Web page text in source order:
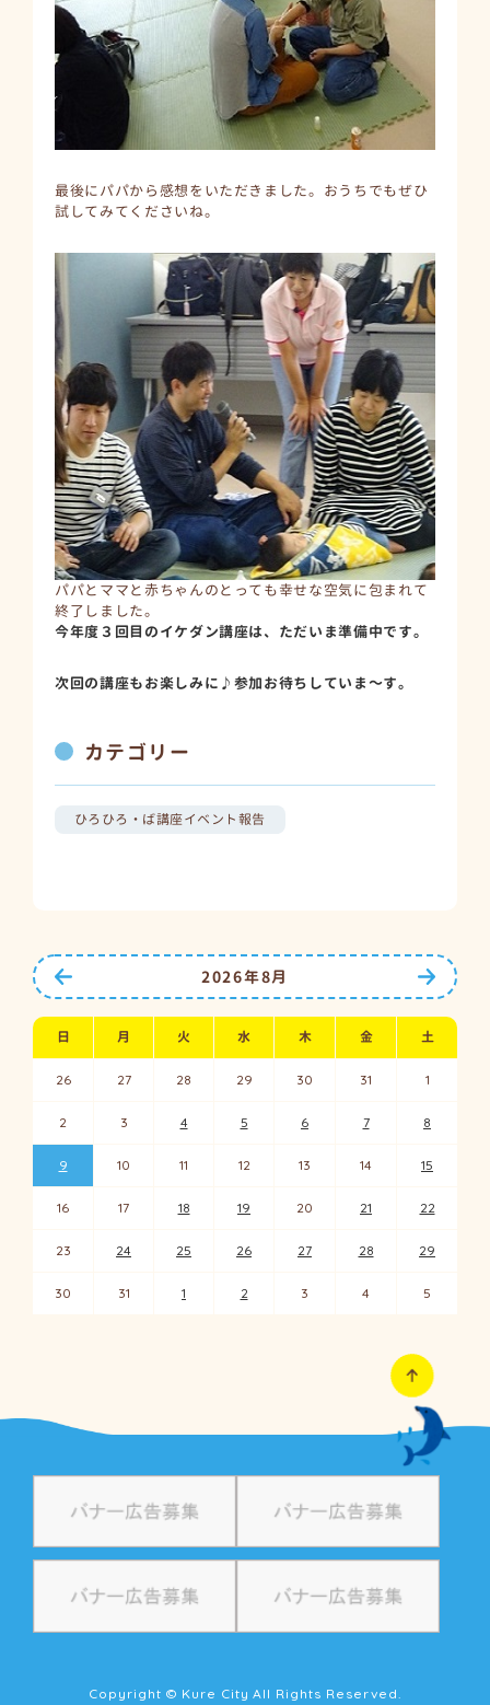
最後にパパから感想をいただきました。おうちでもぜひ
試してみてくださいね。
パパとママと赤ちゃんのとっても幸せな空気に包まれて
終了しました。
今年度３回目のイケダン講座は、ただいま準備中です。
次回の講座もお楽しみに♪参加お待ちしていま～す。
カテゴリー
ひろひろ・ば講座イベント報告
次の月
2026年8月
日 月 火 水 木 金 土
26 27 28 29 30 31 1
2 3 4 5 6 7 8
9 10 11 12 13 14 15
16 17 18 19 20 21 22
23 24 25 26 27 28 29
30 31 1 2 3 4 5
Copyright © Kure City All Rights Reserved.